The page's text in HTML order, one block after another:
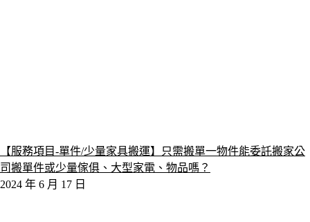
【服務項目-單件/少量家具搬運】只需搬單一物件能委託搬家公
司搬單件或少量傢俱、大型家電、物品嗎？
2024 年 6 月 17 日